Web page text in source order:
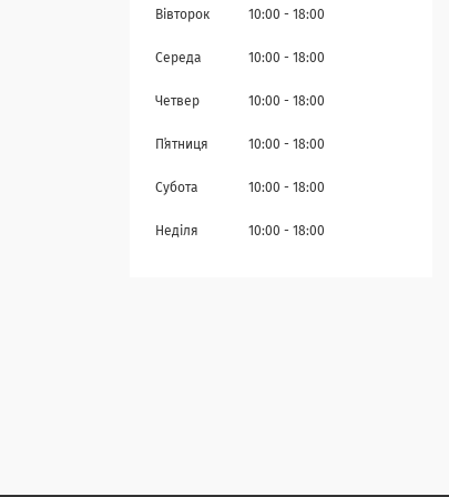
Вівторок 10:00 18:00
Середа 10:00 18:00
Четвер 10:00 18:00
Пʼятниця 10:00 18:00
Субота 10:00 18:00
Неділя 10:00 18:00